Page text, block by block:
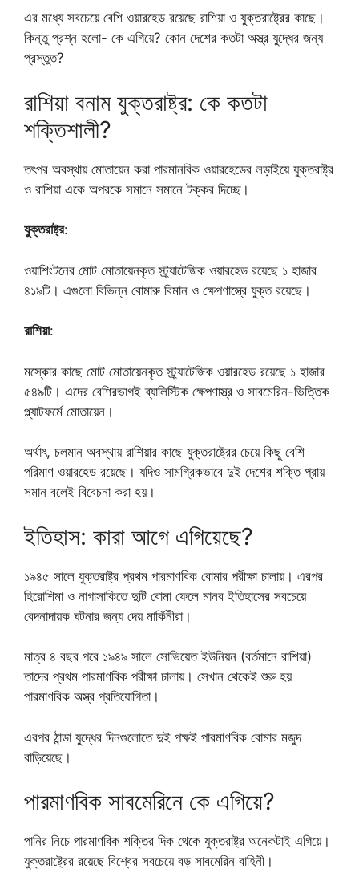
এর মধ্যে সবচেয়ে বেশি ওয়ারহেড রয়েছে রাশিয়া ও যুক্তরাষ্ট্রের কাছে।
কিন্তু প্রশ্ন হলো- কে এগিয়ে? কোন দেশের কতটা অস্ত্র যুদ্ধের জন্য
প্রস্তুত?
রাশিয়া বনাম যুক্তরাষ্ট্র: কে কতটা
শক্তিশালী?
তৎপর অবস্থায় মোতায়েন করা পারমানবিক ওয়ারহেডের লড়াইয়ে যুক্তরাষ্ট্র
ও রাশিয়া একে অপরকে সমানে সমানে টক্কর দিচ্ছে।
যুক্তরাষ্ট্র:
ওয়াশিংটনের মোট মোতায়েনকৃত স্ট্র্যাটেজিক ওয়ারহেড রয়েছে ১ হাজার
৪১৯টি। এগুলো বিভিন্ন বোমারু বিমান ও ক্ষেপণাস্ত্রে যুক্ত রয়েছে।
রাশিয়া:
মস্কোর কাছে মোট মোতায়েনকৃত স্ট্র্যাটেজিক ওয়ারহেড রয়েছে ১ হাজার
৫৪৯টি। এদের বেশিরভাগই ব্যালিস্টিক ক্ষেপণাস্ত্র ও সাবমেরিন-ভিত্তিক
প্ল্যাটফর্মে মোতায়েন।
অর্থাৎ, চলমান অবস্থায় রাশিয়ার কাছে যুক্তরাষ্ট্রের চেয়ে কিছু বেশি
পরিমাণ ওয়ারহেড রয়েছে। যদিও সামগ্রিকভাবে দুই দেশের শক্তি প্রায়
সমান বলেই বিবেচনা করা হয়।
ইতিহাস: কারা আগে এগিয়েছে?
১৯৪৫ সালে যুক্তরাষ্ট্র প্রথম পারমাণবিক বোমার পরীক্ষা চালায়। এরপর
হিরোশিমা ও নাগাসাকিতে দুটি বোমা ফেলে মানব ইতিহাসের সবচেয়ে
বেদনাদায়ক ঘটনার জন্য দেয় মার্কিনীরা।
মাত্র ৪ বছর পরে ১৯৪৯ সালে সোভিয়েত ইউনিয়ন (বর্তমানে রাশিয়া)
তাদের প্রথম পারমাণবিক পরীক্ষা চালায়। সেখান থেকেই শুরু হয়
পারমাণবিক অস্ত্র প্রতিযোগিতা।
এরপর ঠান্ডা যুদ্ধের দিনগুলোতে দুই পক্ষই পারমাণবিক বোমার মজুদ
বাড়িয়েছে।
পারমাণবিক সাবমেরিনে কে এগিয়ে?
পানির নিচে পারমাণবিক শক্তির দিক থেকে যুক্তরাষ্ট্র অনেকটাই এগিয়ে।
যুক্তরাষ্ট্রের রয়েছে বিশ্বের সবচেয়ে বড় সাবমেরিন বাহিনী।